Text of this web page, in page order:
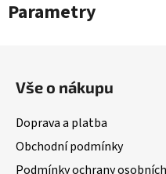
Parametry
Vše o nákupu
Doprava a platba
Obchodní podmínky
Podmínky ochrany